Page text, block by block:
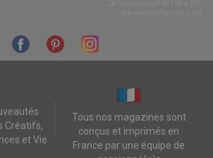
Créatifs,
et Vie
Tous nos magazines sont
conçus et imprimés en
France par une équipe de